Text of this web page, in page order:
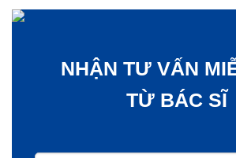
NHẬN TƯ VẤN
TỪ BÁC SĨ